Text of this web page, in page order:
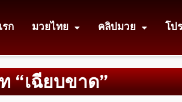
ก มวยไทย คลิปมวย โป
“เฉียบขาด”